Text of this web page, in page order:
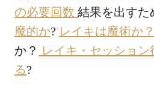
の必要回数 結果を出すた
魔的か? レイキは魔術か？
か？ レイキ・セッショ
る?